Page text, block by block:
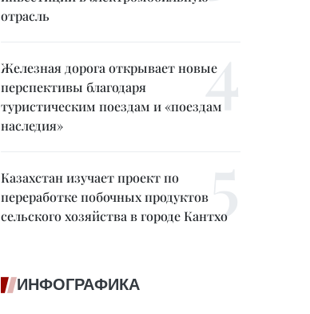
отрасль
Железная дорога открывает новые
перспективы благодаря
туристическим поездам и «поездам
наследия»
Казахстан изучает проект по
переработке побочных продуктов
сельского хозяйства в городе Кантхо
ИНФОГРАФИКА